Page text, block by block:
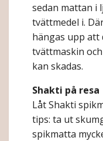
sedan mattan i
tvättmedel i.
hängas upp
tvättmaskin
kan skadas.
Shakti på resa
Låt Shakti
tips: ta ut
spikmatta